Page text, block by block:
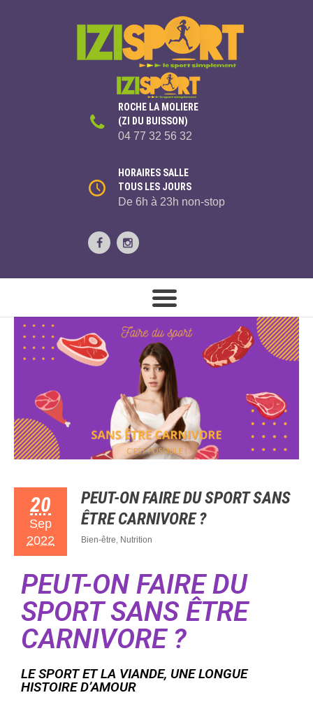
ROCHE LA MOLIERE
(ZI DU BUISSON)
04 77 32 56 32
HORAIRES SALLE
TOUS LES JOURS
De 6h à 23h non-stop
20
Sep
2022
PEUT-ON FAIRE DU SPORT SANS
ÊTRE CARNIVORE ?
Bien-être, Nutrition
PEUT-ON FAIRE DU
SPORT SANS ÊTRE
CARNIVORE ?
LE SPORT ET LA VIANDE, UNE LONGUE
HISTOIRE D’AMOUR